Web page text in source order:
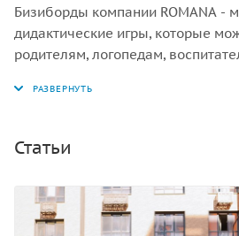
Бизиборды компании ROMANA -
дидактические игры, которые
родителям, логопедам,
работающих с детьми.
Статьи